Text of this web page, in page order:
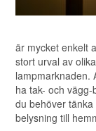
är mycket enkelt
stort urval av
lampmarknaden.
ha tak- och
du behöver
belysning till